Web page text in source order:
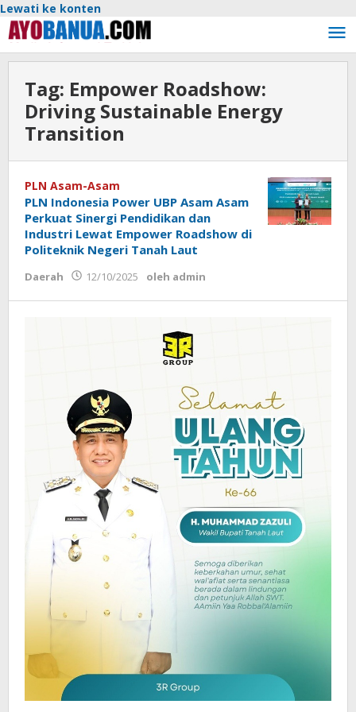
Lewati ke konten
Tag: Empower Roadshow:
Driving Sustainable Energy
Transition
PLN Asam-Asam
PLN Indonesia Power UBP Asam Asam
Perkuat Sinergi Pendidikan dan
Industri Lewat Empower Roadshow di
Politeknik Negeri Tanah Laut
Daerah 12/10/2025 oleh admin